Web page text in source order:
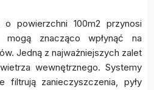
powierzchni 100m2 przynosi
znacząco wpłynąć na
Jedną z najważniejszych zalet
wewnętrznego. Systemy
filtrują zanieczyszczenia, pyły